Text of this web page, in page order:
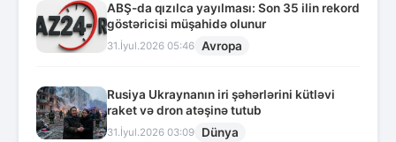
ABŞ-da qızılca yayılması: Son 35 ilin rekord
göstəricisi müşahidə olunur
31.İyul.2026 05:46 Avropa
Rusiya Ukraynanın iri şəhərlərini kütləvi
raket və dron atəşinə tutub
31.İyul.2026 03:09 Dünya